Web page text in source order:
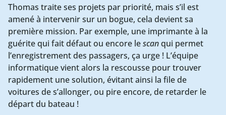
Thomas traite ses projets par priorité, mais s’il est
amené à intervenir sur un bogue, cela devient sa
première mission. Par exemple, une imprimante à la
guérite qui fait défaut ou encore lescanqui permet
l’enregistrement des passagers, ça urge ! L’équipe
informatique vient alors la rescousse pour trouver
rapidement une solution, évitant ainsi la file de
voitures de s’allonger, ou pire encore, de retarder le
départ du bateau !